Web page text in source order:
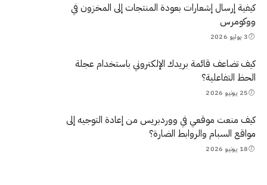
كيفية إرسال إشعارات بعودة المنتجات إلى المخزون في
ووكومرس
3 يوليو 2026
كيف تضاعف قائمة بريدك الإلكتروني باستخدام عجلة
الحظ التفاعلية؟
25 يونيو 2026
كيف منعت موقعي في ووردبريس من إعادة التوجيه إلى
مواقع السبام والروابط الضارة؟
18 يونيو 2026